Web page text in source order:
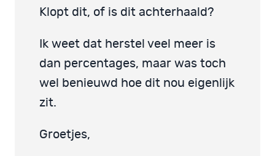
Klopt dit, of is dit achterhaald?
Ik weet dat herstel veel meer is
dan percentages, maar was toch
wel benieuwd hoe dit nou eigenlijk
zit.
Groetjes,